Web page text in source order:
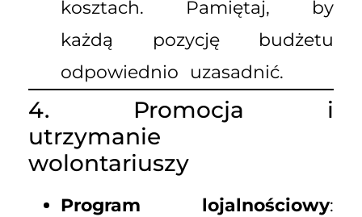
kosztach. Pamiętaj, by
każdą pozycję budżetu
odpowiednio uzasadnić.
4. Promocja i
utrzymanie
wolontariuszy
Program lojalnościowy: